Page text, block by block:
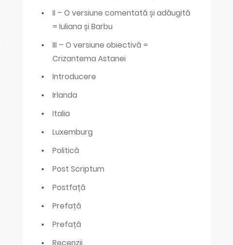
II – O versiune comentată și adăugită
= Iuliana și Barbu
III – O versiune obiectivă =
Crizantema Astanei
Introducere
Irlanda
Italia
Luxemburg
Politică
Post Scriptum
Postfață
Prefață
Prefață
Recenzii